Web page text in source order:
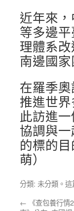
近年來
等多邊
理體系
南邊國
在羅季
推進世
此訪進
協調與
的標的
萌）
分類: 未分類。
← 《查包養行